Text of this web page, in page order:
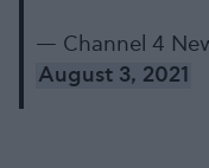
— Channel 4
August 3, 2021